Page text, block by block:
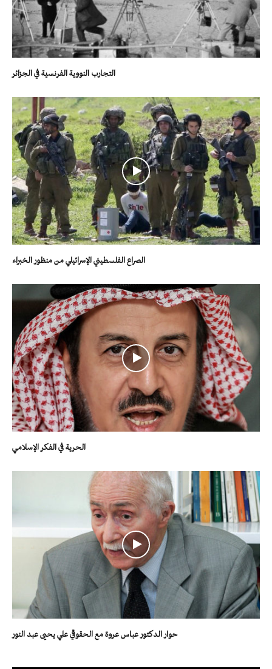
التجارب النووية الفرنسية في الجزائر
الصراع الفلسطيني الإسرائيلي من منظور الخبراء
الحرية في الفكر الإسلامي
حوار الدكتور عباس عروة مع الحقوقي علي يحيى عبد النور